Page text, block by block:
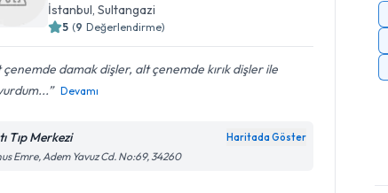
İstanbul , Sultangazi
5 (9 Değerlendirme)
çenemde damak dişler, alt çenemde kırık dişler ile
Devamı
Tıp Merkezi Haritada Göster
Emre, Adem Yavuz Cd. No:69, 34260